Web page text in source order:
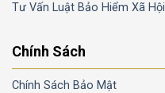
Tư Vấn Luật Bảo Hiểm Xã Hội
Chính Sách
Chính Sách Bảo Mật